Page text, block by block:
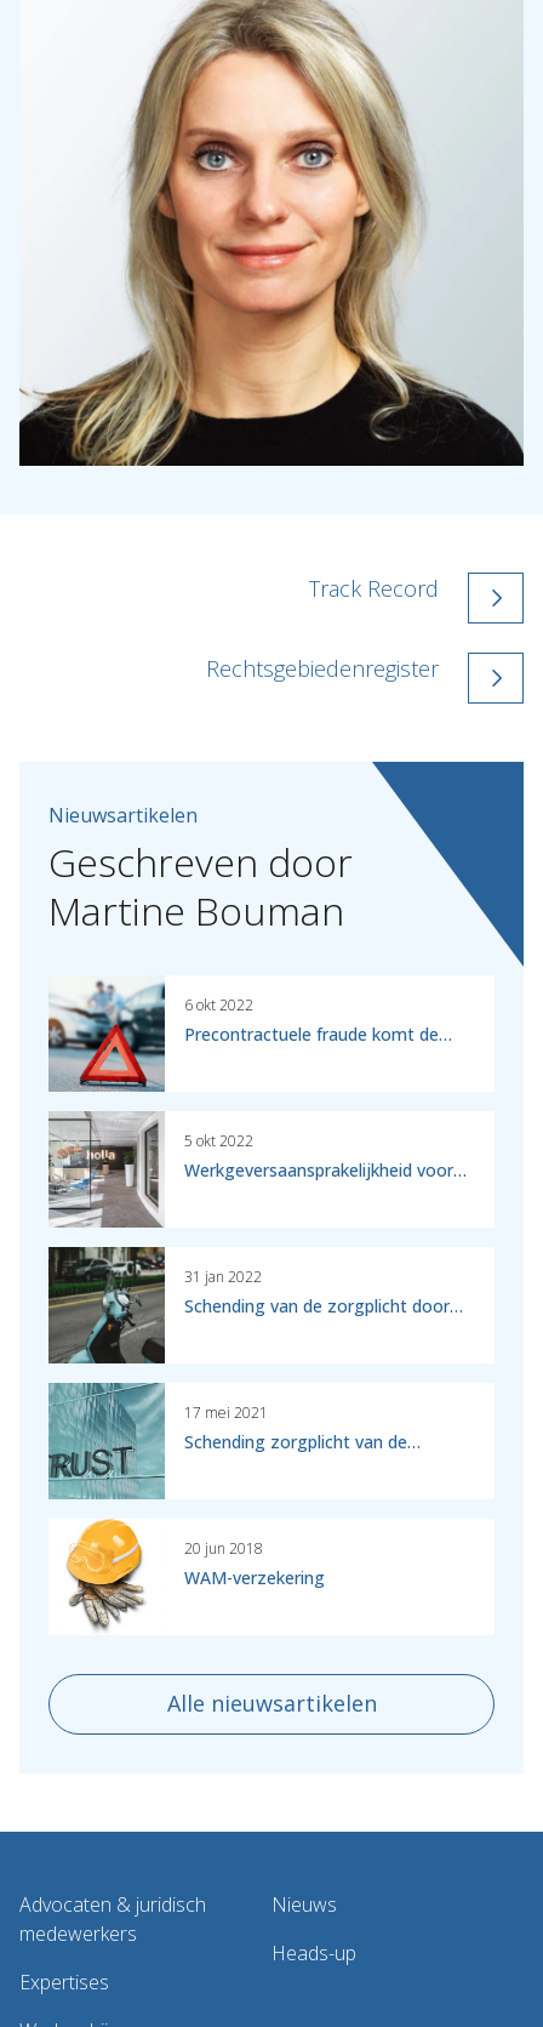
Track Record
Rechtsgebiedenregister
Nieuwsartikelen
Geschreven door
Martine Bouman
6 okt 2022
Precontractuele fraude komt de…
5 okt 2022
Werkgeversaansprakelijkheid voor…
31 jan 2022
Schending van de zorgplicht door…
17 mei 2021
Schending zorgplicht van de…
20 jun 2018
WAM-verzekering
Alle nieuwsartikelen
Advocaten & juridisch
medewerkers
Expertises
Nieuws
Heads-up